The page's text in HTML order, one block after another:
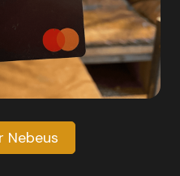
Nebeus